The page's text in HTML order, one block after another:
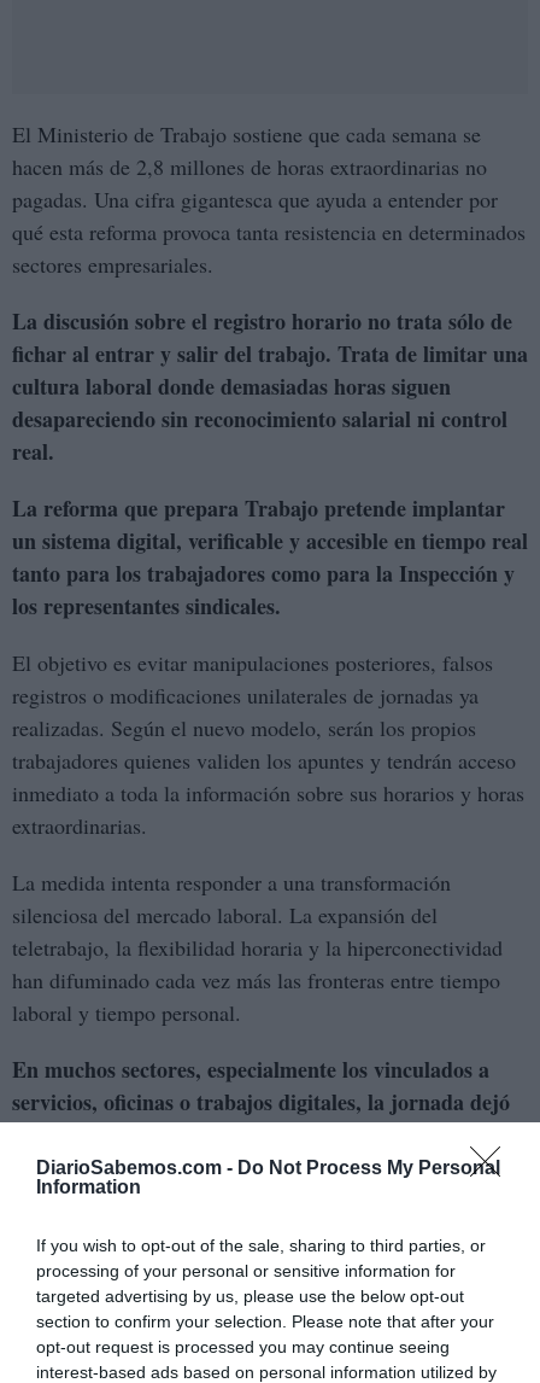
DiarioSabemos.com - Do Not Process My Personal
Information
If you wish to opt-out of the sale, sharing to third parties, or
processing of your personal or sensitive information for
targeted advertising by us, please use the below opt-out
section to confirm your selection. Please note that after your
opt-out request is processed you may continue seeing
interest-based ads based on personal information utilized by
El Ministerio de Trabajo sostiene que cada semana se
hacen más de 2,8 millones de horas extraordinarias no
pagadas. Una cifra gigantesca que ayuda a entender por
qué esta reforma provoca tanta resistencia en determinados
sectores empresariales.
La discusión sobre el registro horario no trata sólo de
fichar al entrar y salir del trabajo. Trata de limitar una
cultura laboral donde demasiadas horas siguen
desapareciendo sin reconocimiento salarial ni control
real.
La reforma que prepara Trabajo pretende implantar
un sistema digital, verificable y accesible en tiempo real
tanto para los trabajadores como para la Inspección y
los representantes sindicales.
El objetivo es evitar manipulaciones posteriores, falsos
registros o modificaciones unilaterales de jornadas ya
realizadas. Según el nuevo modelo, serán los propios
trabajadores quienes validen los apuntes y tendrán acceso
inmediato a toda la información sobre sus horarios y horas
extraordinarias.
La medida intenta responder a una transformación
silenciosa del mercado laboral. La expansión del
teletrabajo, la flexibilidad horaria y la hiperconectividad
han difuminado cada vez más las fronteras entre tiempo
laboral y tiempo personal.
En muchos sectores, especialmente los vinculados a
servicios, oficinas o trabajos digitales, la jornada dejó
abandona físicamente el puesto de trabajo.
horario, llamadas constantes o prolongaciones encubiertas
forman ya parte de la normalidad laboral de millones de
personas. Por eso el control horario se ha convertido
también en una batalla cultural.